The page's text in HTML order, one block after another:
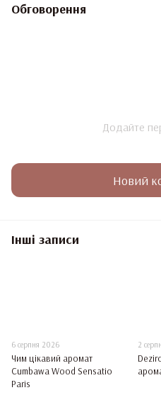
Обговорення
Додайте
Новий
Інші записи
6 серпня 2026
Чим цікавий аромат
Cumbawa Wood Sensatio
Paris
2